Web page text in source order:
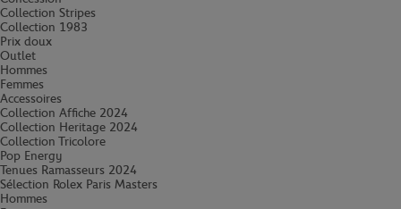
Collection Stripes
Collection 1983
Prix doux
Outlet
Hommes
Femmes
Accessoires
Collection Affiche 2024
Collection Heritage 2024
Collection Tricolore
Pop Energy
Tenues Ramasseurs 2024
Sélection Rolex Paris Masters
Hommes